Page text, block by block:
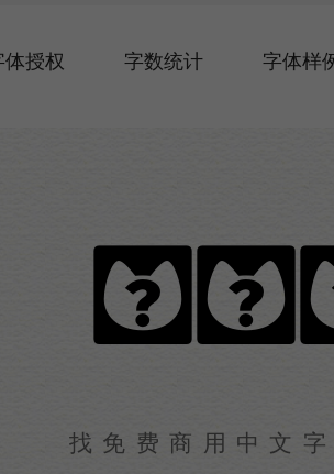
体授权 字数统计 字体样
宋骨
找免费商用中文